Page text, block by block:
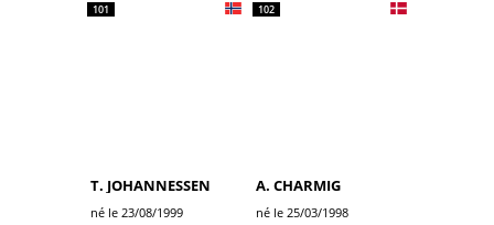
101
T. JOHANNESSEN
né le 23/08/1999
102
A. CHARMIG
né le 25/03/1998